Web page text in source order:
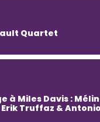
Quartet
à Miles Davis :
Truffaz &